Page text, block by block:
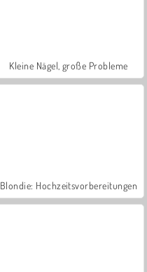
Kleine Nägel, große Probleme
Blondie: Hochzeitsvorbereitungen